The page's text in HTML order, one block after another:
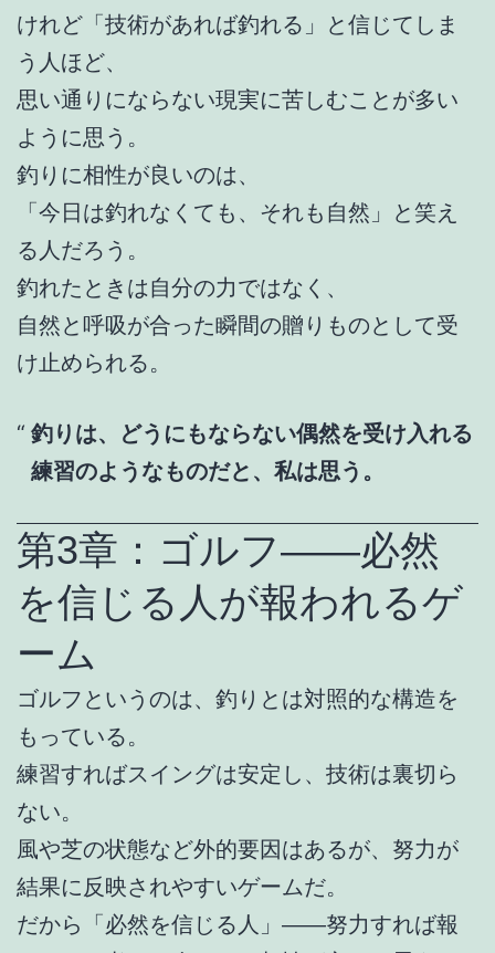
けれど「技術があれば釣れる」と信じてしま
う人ほど、
思い通りにならない現実に苦しむことが多い
ように思う。
釣りに相性が良いのは、
「今日は釣れなくても、それも自然」と笑え
る人だろう。
釣れたときは自分の力ではなく、
自然と呼吸が合った瞬間の贈りものとして受
け止められる。
釣りは、どうにもならない偶然を受け入れる
練習のようなものだと、私は思う。
第3章：ゴルフ――必然
を信じる人が報われるゲ
ーム
ゴルフというのは、釣りとは対照的な構造を
もっている。
練習すればスイングは安定し、技術は裏切ら
ない。
風や芝の状態など外的要因はあるが、努力が
結果に反映されやすいゲームだ。
だから「必然を信じる人」――努力すれば報